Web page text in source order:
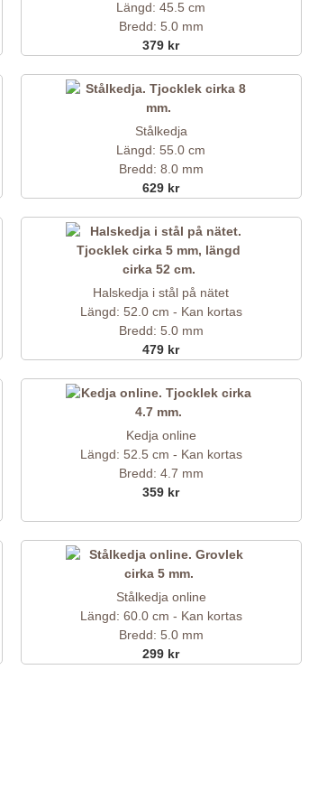
Längd: 45.5 cm
Bredd: 5.0 mm
379 kr
Stålkedja
Längd: 55.0 cm
Bredd: 8.0 mm
629 kr
Halskedja i stål på nätet
Längd: 52.0 cm - Kan kortas
Bredd: 5.0 mm
479 kr
Kedja online
Längd: 52.5 cm - Kan kortas
Bredd: 4.7 mm
359 kr
Stålkedja online
Längd: 60.0 cm - Kan kortas
Bredd: 5.0 mm
299 kr